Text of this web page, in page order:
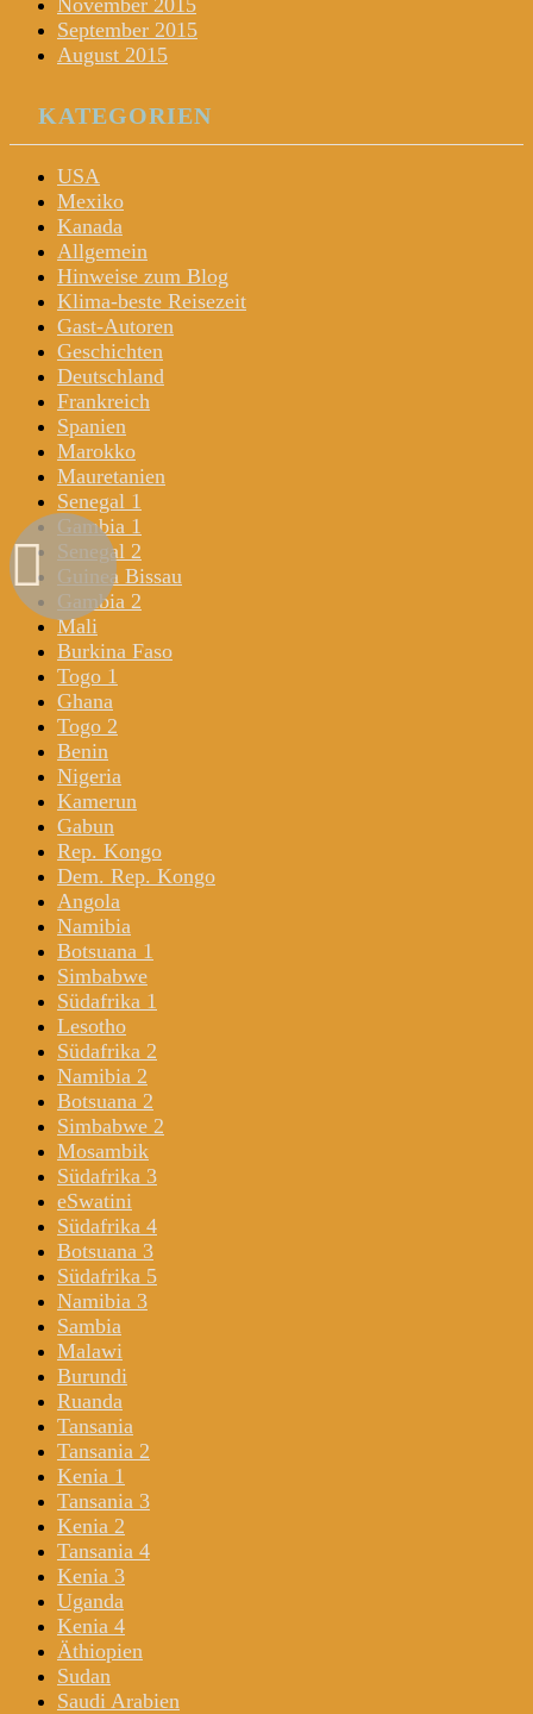
September 2015
August 2015
KATEGORIEN
USA
Mexiko
Kanada
Allgemein
Hinweise zum Blog
Klima-beste Reisezeit
Gast-Autoren
Geschichten
Deutschland
Frankreich
Spanien
Marokko
Mauretanien
Senegal 1
Gambia 1
Senegal 2
Guinea Bissau
Gambia 2
Mali
Burkina Faso
Togo 1
Ghana
Togo 2
Benin
Nigeria
Kamerun
Gabun
Rep. Kongo
Dem. Rep. Kongo
Angola
Namibia
Botsuana 1
Simbabwe
Südafrika 1
Lesotho
Südafrika 2
Namibia 2
Botsuana 2
Simbabwe 2
Mosambik
Südafrika 3
eSwatini
Südafrika 4
Botsuana 3
Südafrika 5
Namibia 3
Sambia
Malawi
Burundi
Ruanda
Tansania
Tansania 2
Kenia 1
Tansania 3
Kenia 2
Tansania 4
Kenia 3
Uganda
Kenia 4
Äthiopien
Sudan
Saudi Arabien